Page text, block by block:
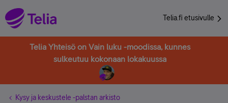
Telia.fi etusivulle
Telia Yhteisö on Vain luku -moodissa, kunnes
sulkeutuu kokonaan lokakuussa
Kysy ja keskustele -palstan arkisto